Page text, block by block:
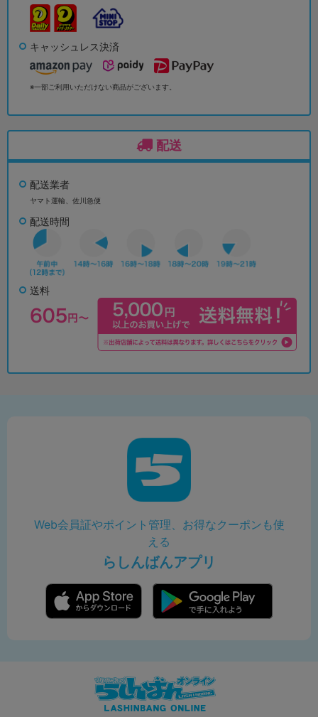
キャッシュレス決済
※一部ご利用いただけない商品がございます。
配送
配送業者
ヤマト運輸、佐川急便
配送時間
送料
Web会員証やポイント管理、お得なクーポンも使
える
らしんばんアプリ